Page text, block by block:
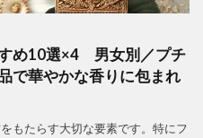
め10選×4 男女別／プチ
で華やかな香りに包まれ
もたらす大切な要素です。特にフ